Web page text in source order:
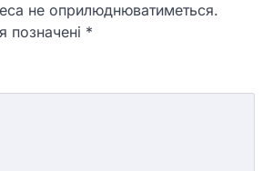
не оприлюднюватиметься.
позначені *